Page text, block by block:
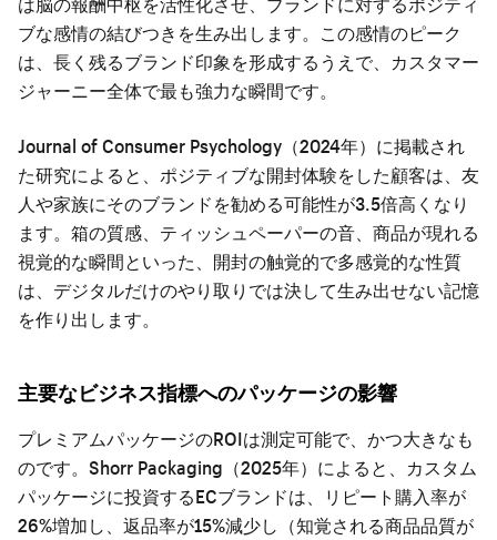
ブな感情の結びつきを生み出します。この感情のピーク
は、長く残るブランド印象を形成するうえで、カスタマー
ジャーニー全体で最も強力な瞬間です。
Journal of Consumer Psychology（2024年）に掲載され
た研究によると、ポジティブな開封体験をした顧客は、友
人や家族にそのブランドを勧める可能性が3.5倍高くなり
ます。箱の質感、ティッシュペーパーの音、商品が現れる
視覚的な瞬間といった、開封の触覚的で多感覚的な性質
は、デジタルだけのやり取りでは決して生み出せない記憶
を作り出します。
主要なビジネス指標へのパッケージの影響
プレミアムパッケージのROIは測定可能で、かつ大きなも
のです。Shorr Packaging（2025年）によると、カスタム
パッケージに投資するECブランドは、リピート購入率が
26%増加し、返品率が15%減少し（知覚される商品品質が